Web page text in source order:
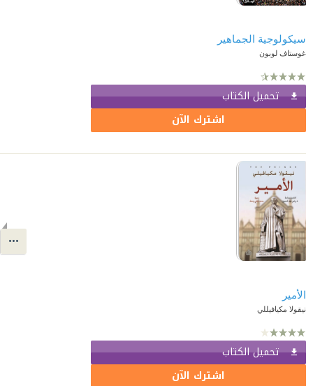
سيكولوجية الجماهير
غوستاف لوبون
تحميل الكتاب
اشترك الآن
الأمير
نيقولا مكيافيللي
تحميل الكتاب
اشترك الآن